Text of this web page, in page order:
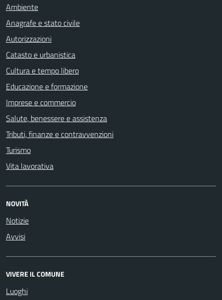
Ambiente
Anagrafe e stato civile
Autorizzazioni
Catasto e urbanistica
Cultura e tempo libero
Educazione e formazione
Imprese e commercio
Salute, benessere e assistenza
Tributi, finanze e contravvenzioni
Turismo
Vita lavorativa
NOVITÀ
Notizie
Avvisi
VIVERE IL COMUNE
Luoghi